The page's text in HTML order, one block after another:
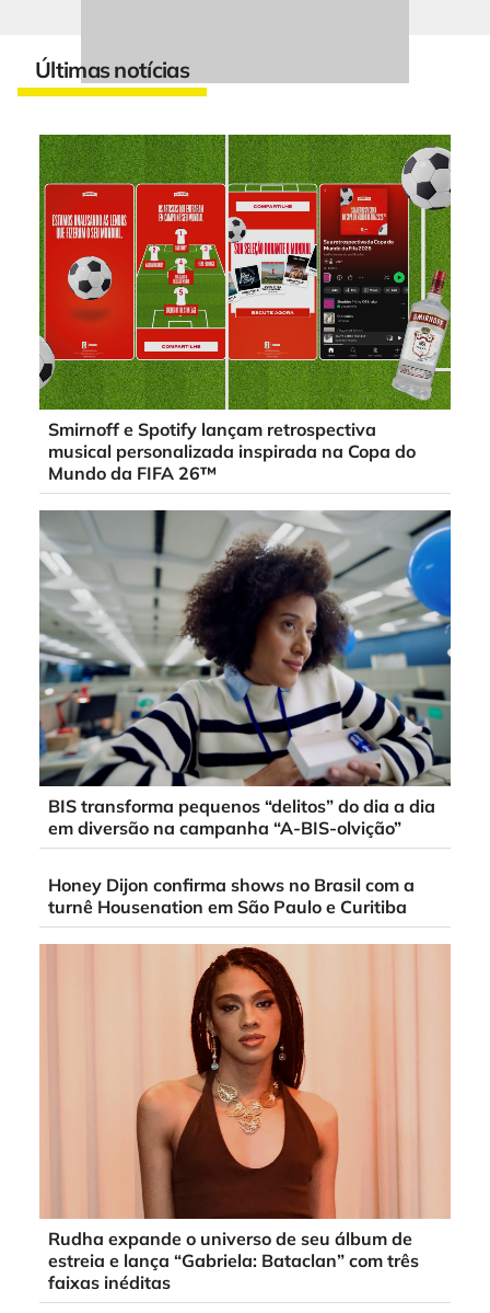
Últimas notícias
Smirnoff e Spotify lançam retrospectiva
musical personalizada inspirada na Copa do
Mundo da FIFA 26™
BIS transforma pequenos “delitos” do dia a dia
em diversão na campanha “A-BIS-olvição”
Honey Dijon confirma shows no Brasil com a
turnê Housenation em São Paulo e Curitiba
Rudha expande o universo de seu álbum de
estreia e lança “Gabriela: Bataclan” com três
faixas inéditas